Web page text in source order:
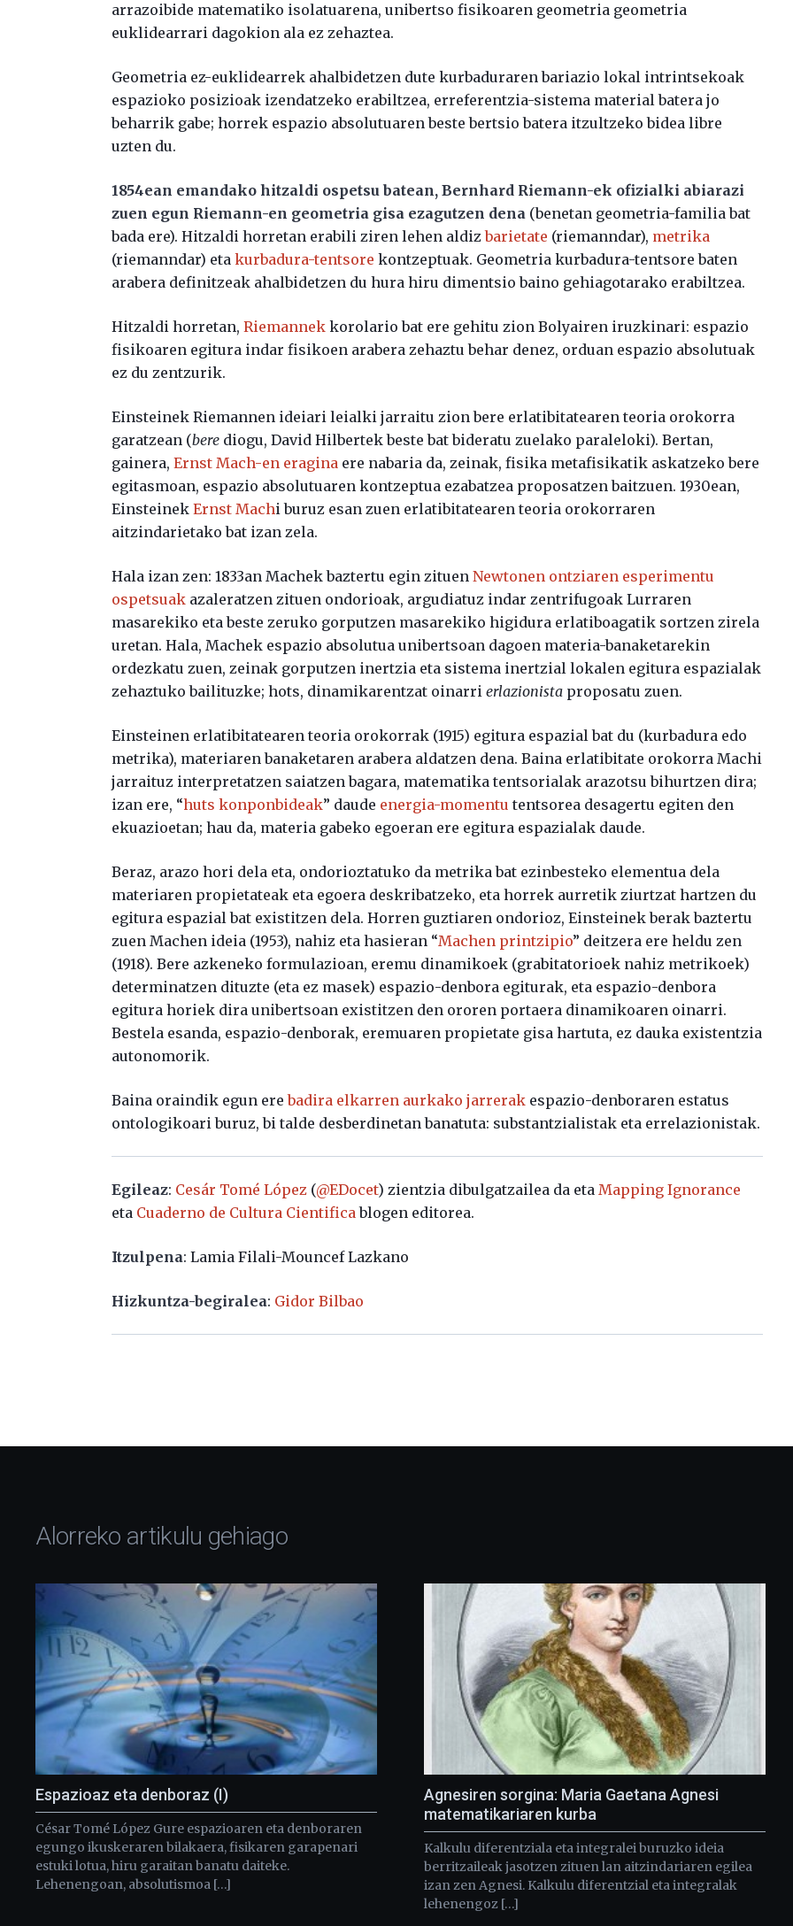
arrazoibide matematiko isolatuarena, unibertso fisikoaren geometria geometria
euklidearrari dagokion ala ez zehaztea.
Geometria ez-euklidearrek ahalbidetzen dute kurbaduraren bariazio lokal intrintsekoak
espazioko posizioak izendatzeko erabiltzea, erreferentzia-sistema material batera jo
beharrik gabe; horrek espazio absolutuaren beste bertsio batera itzultzeko bidea libre
uzten du.
1854ean emandako hitzaldi ospetsu batean, Bernhard Riemann-ek ofizialki abiarazi
zuen egun Riemann-en geometria gisa ezagutzen dena (benetan geometria-familia bat
bada ere). Hitzaldi horretan erabili ziren lehen aldizbarietate (riemanndar), metrika
(riemanndar) etakurbadura-tentsore kontzeptuak. Geometria kurbadura-tentsore baten
arabera definitzeak ahalbidetzen du hura hiru dimentsio baino gehiagotarako erabiltzea.
Hitzaldi horretan,Riemannek korolario bat ere gehitu zion Bolyairen iruzkinari: espazio
fisikoaren egitura indar fisikoen arabera zehaztu behar denez, orduan espazio absolutuak
ez du zentzurik.
Einsteinek Riemannen ideiari leialki jarraitu zion bere erlatibitatearen teoria orokorra
garatzean (bere diogu, David Hilbertek beste bat bideratu zuelako paraleloki). Bertan,
gainera,Ernst Mach-en eragina ere nabaria da, zeinak, fisika metafisikatik askatzeko bere
egitasmoan, espazio absolutuaren kontzeptua ezabatzea proposatzen baitzuen. 1930ean,
EinsteinekErnst Machi buruz esan zuen erlatibitatearen teoria orokorraren
aitzindarietako bat izan zela.
Hala izan zen: 1833an Machek baztertu egin zituenNewtonen ontziaren esperimentu
ospetsuak azaleratzen zituen ondorioak, argudiatuz indar zentrifugoak Lurraren
masarekiko eta beste zeruko gorputzen masarekiko higidura erlatiboagatik sortzen zirela
uretan. Hala, Machek espazio absolutua unibertsoan dagoen materia-banaketarekin
ordezkatu zuen, zeinak gorputzen inertzia eta sistema inertzial lokalen egitura espazialak
zehaztuko bailituzke; hots, dinamikarentzat oinarrierlazionista proposatu zuen.
Einsteinen erlatibitatearen teoria orokorrak (1915) egitura espazial bat du (kurbadura edo
metrika), materiaren banaketaren arabera aldatzen dena. Baina erlatibitate orokorra Machi
jarraituz interpretatzen saiatzen bagara, matematika tentsorialak arazotsu bihurtzen dira;
izan ere, “huts konponbideak” daude energia-momentu tentsorea desagertu egiten den
ekuazioetan; hau da, materia gabeko egoeran ere egitura espazialak daude.
Beraz, arazo hori dela eta, ondorioztatuko da metrika bat ezinbesteko elementua dela
materiaren propietateak eta egoera deskribatzeko, eta horrek aurretik ziurtzat hartzen du
egitura espazial bat existitzen dela. Horren guztiaren ondorioz, Einsteinek berak baztertu
zuen Machen ideia (1953), nahiz eta hasieran “Machen printzipio” deitzera ere heldu zen
(1918). Bere azkeneko formulazioan, eremu dinamikoek (grabitatorioek nahiz metrikoek)
determinatzen dituzte (eta ez masek) espazio-denbora egiturak, eta espazio-denbora
egitura horiek dira unibertsoan existitzen den ororen portaera dinamikoaren oinarri.
Bestela esanda, espazio-denborak, eremuaren propietate gisa hartuta, ez dauka existentzia
autonomorik.
Baina oraindik egun erebadira elkarren aurkako jarrerak espazio-denboraren estatus
ontologikoari buruz, bi talde desberdinetan banatuta: substantzialistak eta errelazionistak.
Egileaz: Cesár Tomé López (@EDocet) zientzia dibulgatzailea da etaMapping Ignorance
eta Cuaderno de Cultura Cientificablogen editorea.
Itzulpena: Lamia Filali-Mouncef Lazkano
Hizkuntza-begiralea: Gidor Bilbao
Alorreko artikulu gehiago
Espazioaz eta denboraz (I)
César Tomé López Gure espazioaren eta denboraren
egungo ikuskeraren bilakaera, fisikaren garapenari
estuki lotua, hiru garaitan banatu daiteke.
Lehenengoan, absolutismoa […]
Agnesiren sorgina: Maria Gaetana Agnesi
matematikariaren kurba
Kalkulu diferentziala eta integralei buruzko ideia
berritzaileak jasotzen zituen lan aitzindariaren egilea
izan zen Agnesi. Kalkulu diferentzial eta integralak
lehenengoz […]